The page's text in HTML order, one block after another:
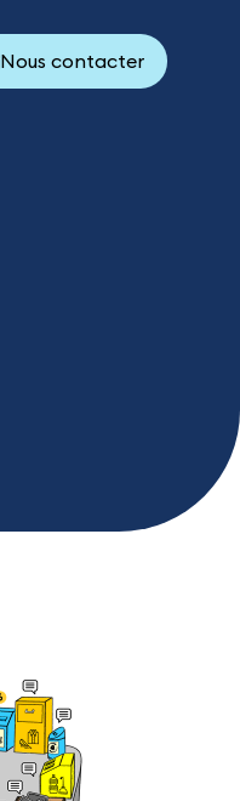
Nous contacter